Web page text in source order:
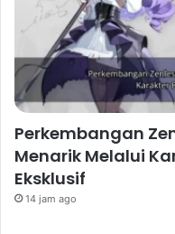
Perkembangan
Menarik Melalui
Eksklusif
14 jam ago